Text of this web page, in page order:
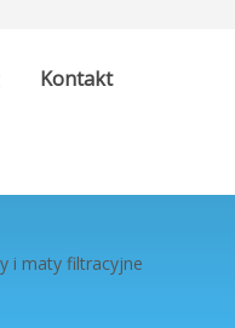
Kontakt
i maty filtracyjne